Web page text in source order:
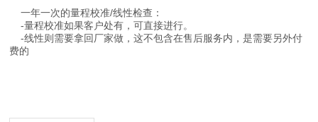
一年一次的量程校准/线性检查：
-量程校准如果客户处有，可直接进行。
-线性则需要拿回厂家做，这不包含在售后服务内，是需要另外付
费的